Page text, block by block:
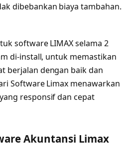
dibebankan biaya tambahan.
software LIMAX selama 2
di-install, untuk memastikan
berjalan dengan baik dan
Software Limax menawarkan
responsif dan cepat
Akuntansi Limax